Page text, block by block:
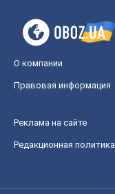
О компании
Правовая информация
Реклама на сайте
Редакционная политика